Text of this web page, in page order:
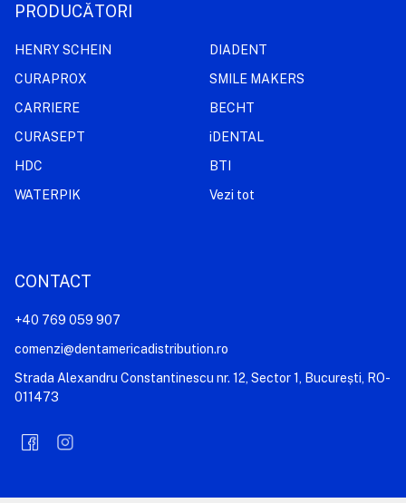
PRODUCĂTORI
HENRY SCHEIN
CURAPROX
CARRIERE
CURASEPT
HDC
WATERPIK
DIADENT
SMILE MAKERS
BECHT
iDENTAL
BTI
Vezi tot
CONTACT
+40 769 059 907
comenzi@dentamericadistribution.ro
Strada Alexandru Constantinescu nr. 12, Sector 1, București, RO-
011473